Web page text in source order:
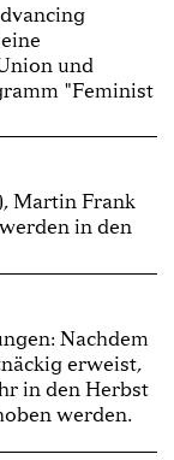
und
"Feminist
Martin Frank
in den
Nachdem
erweist,
in den Herbst
werden.